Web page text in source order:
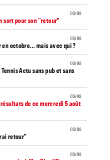
05/08
sort pour son "retour"
05/08
octobre... mais avec qui ?
05/08
Actu sans pub et sans
05/08
de ce mercredi 5 août
05/08
retour"
05/08